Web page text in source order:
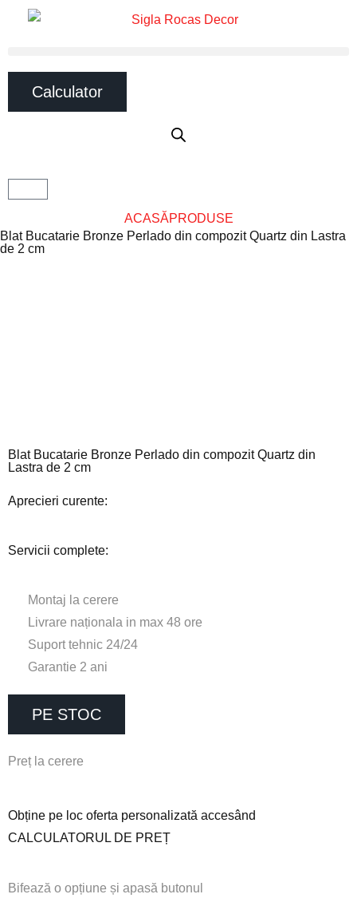
Calculator
ACASĂPRODUSE
Blat Bucatarie Bronze Perlado din compozit Quartz din Lastra
de 2 cm
Blat Bucatarie Bronze Perlado din compozit Quartz din
Lastra de 2 cm
Aprecieri curente:
Servicii complete:
Montaj la cerere
Livrare naționala in max 48 ore
Suport tehnic 24/24
Garantie 2 ani
PE STOC
Preț a cerere
Obține pe loc oferta personalizată accesând
CALCULATORUL DE PREȚ
Bifează o opțiune și apasă butonul